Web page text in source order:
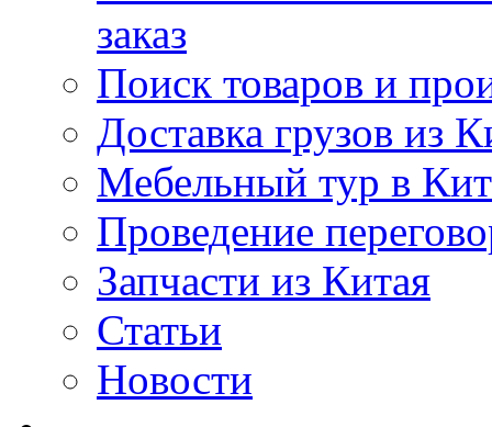
заказ
Поиск товаров и
Доставка грузов из
Мебельный тур в
Проведение
Запчасти из Китая
Статьи
Новости